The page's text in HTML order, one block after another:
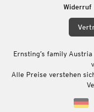
Widerruf
Ernsting’s family
Alle Preise verstehen